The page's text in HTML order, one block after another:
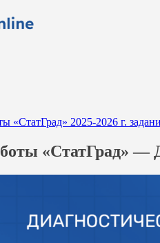
«СтатГрад» 2025-2026 г.
«СтатГрад» —